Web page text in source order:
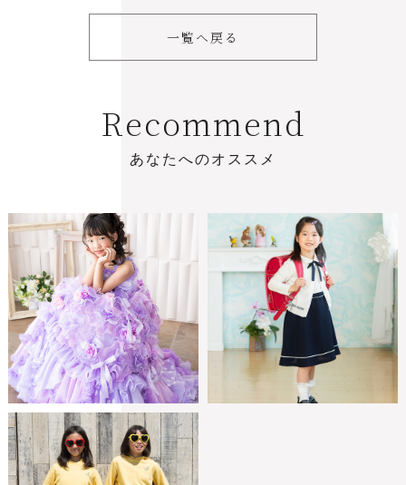
一覧へ戻る
Recommend
あ な た へのオ ス ス メ